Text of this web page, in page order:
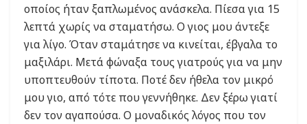
οποίος ήταν ξαπλωμένος ανάσκελα. Πίεσα για 15
λεπτά χωρίς να σταματήσω. Ο γιος μου άντεξε
για λίγο. Όταν σταμάτησε να κινείται, έβγαλα το
μαξιλάρι. Μετά φώναξα τους γιατρούς για να μην
υποπτευθούν τίποτα. Ποτέ δεν ήθελα τον μικρό
μου γιο, από τότε που γεννήθηκε. Δεν ξέρω γιατί
δεν τον αγαπούσα. Ο μοναδικός λόγος που τον